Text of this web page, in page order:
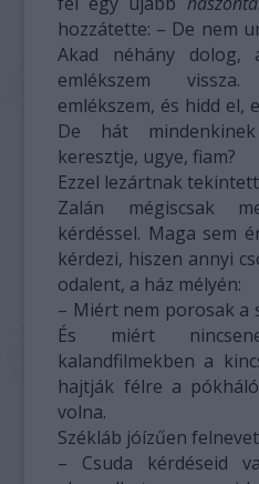
hozzátette: – De nem
Akad néhány dolog,
emlékszem
emlékszem, és hidd el,
De hát
keresztje, ugye, fiam?
Ezzel lezártnak
Zalán mégiscsak
kérdéssel. Maga sem
kérdezi, hiszen annyi
odalent, a ház mélyén:
– Miért nem porosak a
És miért
kalandfilmekben a
hajtják félre a
volna.
Székláb jóízűen
– Csuda kérdéseid